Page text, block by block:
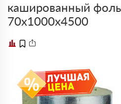
кашированный
70х1000х4500